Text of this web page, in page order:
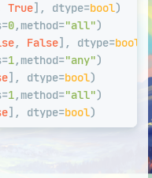
True], dtype=bool)
0,method="all")
, False], dtype=bool
1,method="any")
], dtype=bool)
1,method="all")
], dtype=bool)